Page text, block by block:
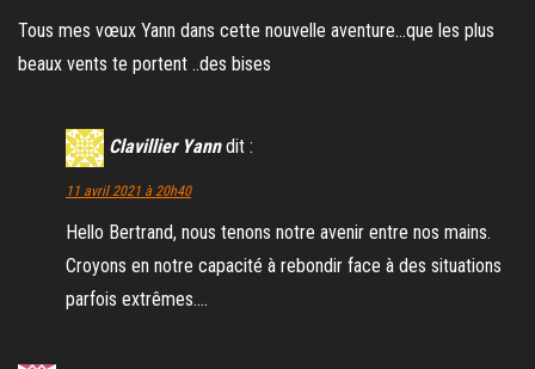
Tous mes vœux Yann dans cette nouvelle aventure…que les plus
beaux vents te portent ..des bises
Clavillier Yann dit :
11 avril 2021 à 20h40
Hello Bertrand, nous tenons notre avenir entre nos mains.
Croyons en notre capacité à rebondir face à des situations
parfois extrêmes….